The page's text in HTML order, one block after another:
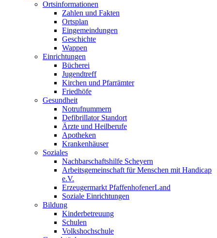
Ortsinformationen
Zahlen und Fakten
Ortsplan
Eingemeindungen
Geschichte
Wappen
Einrichtungen
Bücherei
Jugendtreff
Kirchen und Pfarrämter
Friedhöfe
Gesundheit
Notrufnummern
Defibrillator Standort
Ärzte und Heilberufe
Apotheken
Krankenhäuser
Soziales
Nachbarschaftshilfe Scheyern
Arbeitsgemeinschaft für Menschen mit Handicap
e.V.
Erzeugermarkt PfaffenhofenerLand
Soziale Einrichtungen
Bildung
Kinderbetreuung
Schulen
Volkshochschule